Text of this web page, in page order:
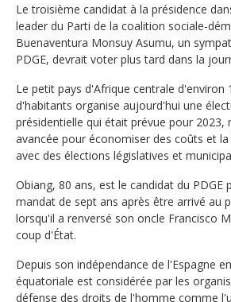
Le troisième candidat à la présidence
leader du Parti de la coalition sociale-
Buenaventura Monsuy Asumu, un
PDGE, devrait voter plus tard dans la
Le petit pays d'Afrique centrale d'environ
d'habitants organise aujourd'hui une
présidentielle qui était prévue pour 2023,
avancée pour économiser des coûts et
avec des élections législatives et
Obiang, 80 ans, est le candidat du PDGE
mandat de sept ans après être arrivé au
lorsqu'il a renversé son oncle Francisco
coup d'État.
Depuis son indépendance de l'Espagne
équatoriale est considérée par les
défense des droits de l'homme comme